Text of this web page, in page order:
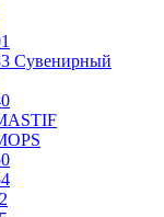
Сувенирный